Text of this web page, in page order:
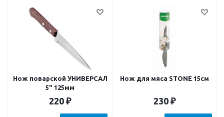
Нож поварской УНИВЕРСАЛ
5" 125мм
220 ₽
Нож для мяса STONE 15см
230 ₽